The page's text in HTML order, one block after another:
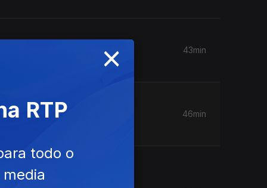
43min
46min
e
×
RTP
todo o